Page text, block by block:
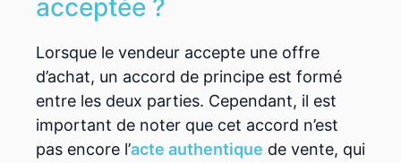
acceptée ?
Lorsque le vendeur accepte une offre
d’achat, un accord de principe est formé
entre les deux parties. Cependant, il est
important de noter que cet accord n’est
pas encore l’acte authentique de vente, qui